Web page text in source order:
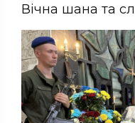
Вічна шана та